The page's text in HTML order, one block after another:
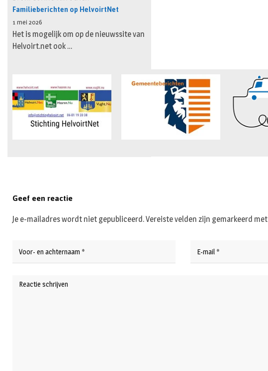
Familieberichten op HelvoirtNet
1 mei 2026
Het is mogelijk om op de nieuwssite van
Helvoirt.net ook …
Geef een reactie
Je e-mailadres wordt niet gepubliceerd.Vereiste velden zijn gemarkeerd met